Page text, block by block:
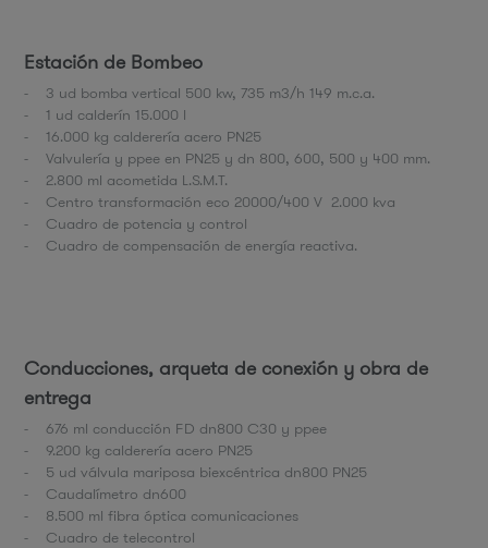
Estación de Bombeo
- 3 ud bomba vertical 500 kw, 735 m3/h 149 m.c.a.
- 1 ud calderín 15.000 l
- 16.000 kg calderería acero PN25
- Valvulería y ppee en PN25 y dn 800, 600, 500 y 400 mm.
- 2.800 ml acometida L.S.M.T.
- Centro transformación eco 20000/400 V 2.000 kva
- Cuadro de potencia y control
- Cuadro de compensación de energía reactiva.
Conducciones, arqueta de conexión y obra de
entrega
- 676 ml conducción FD dn800 C30 y ppee
- 9.200 kg calderería acero PN25
- 5 ud válvula mariposa biexcéntrica dn800 PN25
- Caudalímetro dn600
- 8.500 ml fibra óptica comunicaciones
- Cuadro de telecontrol